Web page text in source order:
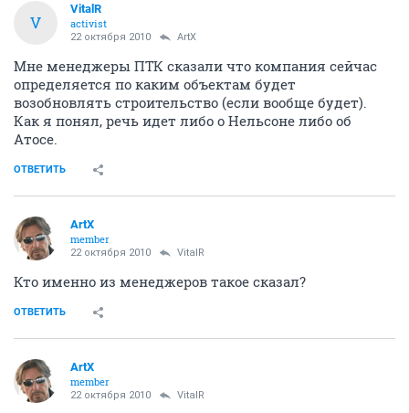
V
VitalR
activist
22 октября 2010 ArtX
Мне менеджеры ПТК сказали что компания сейчас
определяется по каким объектам будет
возобновлять строительство (если вообще будет).
Как я понял, речь идет либо о Нельсоне либо об
Атосе.
ОТВЕТИТЬ
ArtX
member
22 октября 2010 VitalR
Кто именно из менеджеров такое сказал?
ОТВЕТИТЬ
ArtX
member
22 октября 2010 VitalR